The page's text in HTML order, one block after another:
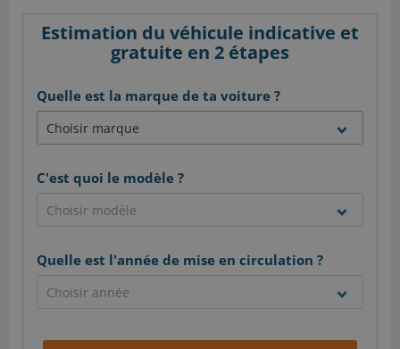
Estimation du véhicule indicative et
gratuite en 2 étapes
Quelle est la marque de ta voiture ?
C'est quoi le modèle ?
Quelle est l'année de mise en circulation ?